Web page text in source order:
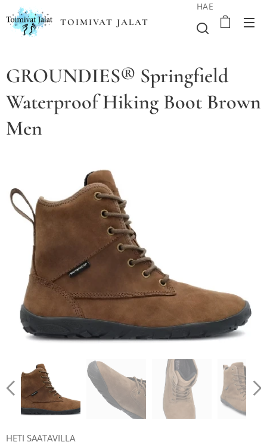
TOIMIVAT JALAT
HAE
GROUNDIES® Springfield
Waterproof Hiking Boot Brown
Men
HETI SAATAVILLA